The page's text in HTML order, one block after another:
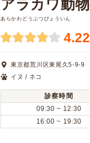
アラカワ動
あらかわどうぶつびょういん
4.22
東京都荒川区東尾久5-9-9
イヌ / ネコ
診察時間
09:30 ~ 12:30
16:00 ~ 19:30